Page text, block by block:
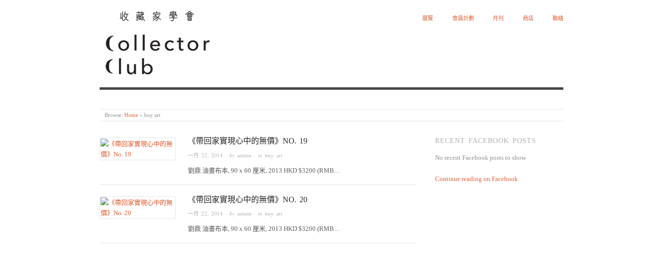
展覽 會員計劃 月刊 商店 聯絡
Curated by Ying Kwok
Browse: Home » buy art
《帶回家實現心中的無價》NO. 19
一月 22, 2014 · by admin · in buy art
劉鼎 油畫布本, 90 x 60 厘米, 2013 HKD $3200 (RMB…
《帶回家實現心中的無價》NO. 20
一月 22, 2014 · by admin · in buy art
劉鼎 油畫布本, 90 x 60 厘米, 2013 HKD $3200 (RMB…
RECENT FACEBOOK POSTS
No recent Facebook posts to show
Continue reading on Facebook